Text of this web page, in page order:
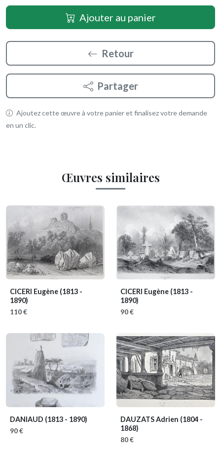
Ajouter au panier
Retour
Partager
Ajoutez cette œuvre à votre panier et finalisez votre demande
en un clic.
Œuvres similaires
CICERI Eugène (1813 -
1890)
110 €
CICERI Eugène (1813 -
1890)
90 €
DANIAUD (1813 - 1890)
90 €
DAUZATS Adrien (1804 -
1868)
80 €